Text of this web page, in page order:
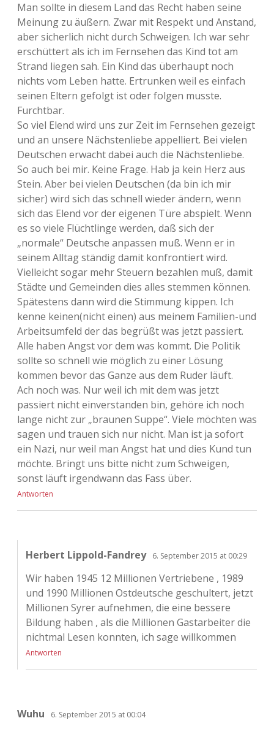
Man sollte in diesem Land das Recht haben seine
Meinung zu äußern. Zwar mit Respekt und Anstand,
aber sicherlich nicht durch Schweigen. Ich war sehr
erschüttert als ich im Fernsehen das Kind tot am
Strand liegen sah. Ein Kind das überhaupt noch
nichts vom Leben hatte. Ertrunken weil es einfach
seinen Eltern gefolgt ist oder folgen musste.
Furchtbar.
So viel Elend wird uns zur Zeit im Fernsehen gezeigt
und an unsere Nächstenliebe appelliert. Bei vielen
Deutschen erwacht dabei auch die Nächstenliebe.
So auch bei mir. Keine Frage. Hab ja kein Herz aus
Stein. Aber bei vielen Deutschen (da bin ich mir
sicher) wird sich das schnell wieder ändern, wenn
sich das Elend vor der eigenen Türe abspielt. Wenn
es so viele Flüchtlinge werden, daß sich der
„normale“ Deutsche anpassen muß. Wenn er in
seinem Alltag ständig damit konfrontiert wird.
Vielleicht sogar mehr Steuern bezahlen muß, damit
Städte und Gemeinden dies alles stemmen können.
Spätestens dann wird die Stimmung kippen. Ich
kenne keinen(nicht einen) aus meinem Familien-und
Arbeitsumfeld der das begrüßt was jetzt passiert.
Alle haben Angst vor dem was kommt. Die Politik
sollte so schnell wie möglich zu einer Lösung
kommen bevor das Ganze aus dem Ruder läuft.
Ach noch was. Nur weil ich mit dem was jetzt
passiert nicht einverstanden bin, gehöre ich noch
lange nicht zur „braunen Suppe“. Viele möchten was
sagen und trauen sich nur nicht. Man ist ja sofort
ein Nazi, nur weil man Angst hat und dies Kund tun
möchte. Bringt uns bitte nicht zum Schweigen,
sonst läuft irgendwann das Fass über.
Antworten
Herbert Lippold-Fandrey 6. September 2015 at 00:29
Wir haben 1945 12 Millionen Vertriebene , 1989
und 1990 Millionen Ostdeutsche geschultert, jetzt
Millionen Syrer aufnehmen, die eine bessere
Bildung haben , als die Millionen Gastarbeiter die
nichtmal Lesen konnten, ich sage willkommen
Antworten
Wuhu 6. September 2015 at 00:04